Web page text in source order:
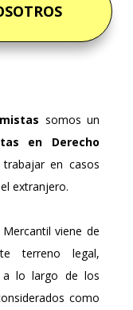
somos un
en Derecho
en casos
extranjero.
viene de
terreno legal,
a lo largo de los
como